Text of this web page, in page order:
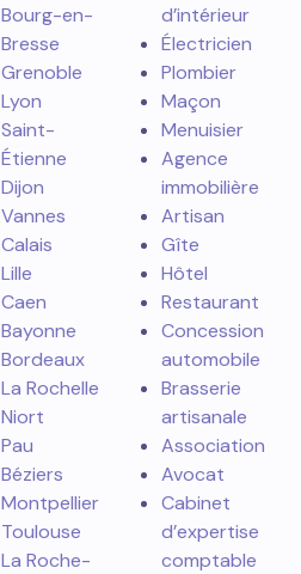
Bourg-en-
Bresse
Grenoble
Lyon
Saint-
Étienne
Dijon
Vannes
Calais
Lille
Caen
Bayonne
Bordeaux
La Rochelle
Niort
Pau
Béziers
Montpellier
Toulouse
La Roche-
d’intérieur
Électricien
Plombier
Maçon
Menuisier
Agence
immobilière
Artisan
Gîte
Hôtel
Restaurant
Concession
automobile
Brasserie
artisanale
Association
Avocat
Cabinet
d’expertise
comptable